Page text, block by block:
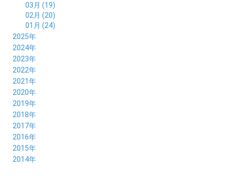
03月 (19)
02月 (20)
01月 (24)
2025年
12月 (14)
11月 (17)
10月 (21)
09月 (20)
08月 (20)
07月 (18)
06月 (22)
05月 (21)
04月 (19)
03月 (19)
02月 (19)
01月 (21)
2024年
12月 (19)
11月 (21)
10月 (23)
09月 (23)
08月 (20)
07月 (21)
06月 (22)
05月 (18)
04月 (26)
03月 (23)
02月 (29)
2023年
12月 (19)
11月 (19)
10月 (20)
09月 (22)
08月 (24)
07月 (26)
06月 (25)
05月 (28)
04月 (26)
03月 (30)
2022年
12月 (36)
11月 (16)
10月 (22)
09月 (20)
08月 (18)
07月 (21)
06月 (23)
05月 (25)
04月 (20)
2021年
12月 (18)
11月 (19)
10月 (20)
09月 (24)
08月 (35)
07月 (17)
06月 (25)
05月 (31)
2020年
12月 (19)
11月 (23)
10月 (24)
09月 (29)
08月 (26)
07月 (25)
06月 (21)
2019年
12月 (26)
11月 (21)
10月 (26)
09月 (26)
08月 (31)
07月 (22)
2018年
12月 (22)
11月 (28)
10月 (23)
09月 (27)
08月 (24)
2017年
12月 (20)
11月 (22)
10月 (21)
2016年
12月 (26)
11月 (21)
2015年
12月 (36)
2014年